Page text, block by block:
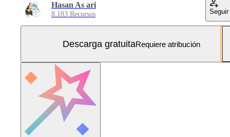
Hasan As ari
8.183 Recursos Seguir
Descarga gratuitaRequiere atribución